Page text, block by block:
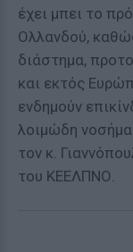
έχει μπει το
Ολλανδού,
διάστημα,
και εκτός
ενδημούν
λοιμώδη
τον κ.
του ΚΕΕΛΠΝΟ.